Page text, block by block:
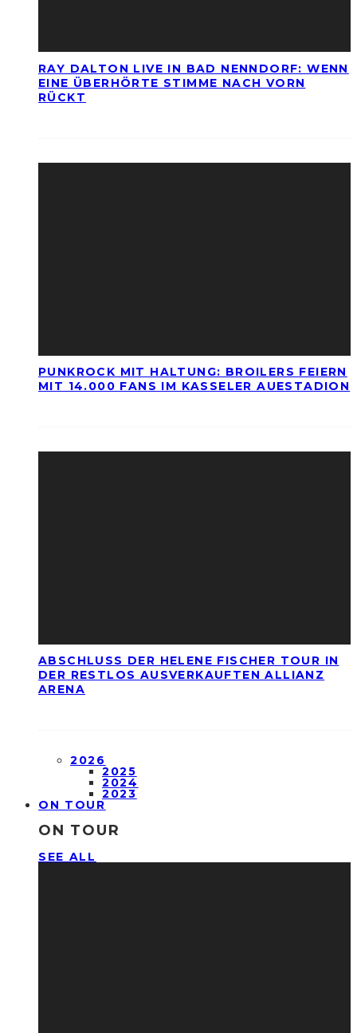
RAY DALTON LIVE IN BAD NENNDORF: WENN
EINE ÜBERHÖRTE STIMME NACH VORN
RÜCKT
PUNKROCK MIT HALTUNG: BROILERS FEIERN
MIT 14.000 FANS IM KASSELER AUESTADION
ABSCHLUSS DER HELENE FISCHER TOUR IN
DER RESTLOS AUSVERKAUFTEN ALLIANZ
ARENA
2026
2025
2024
2023
ON TOUR
ON TOUR
SEE ALL